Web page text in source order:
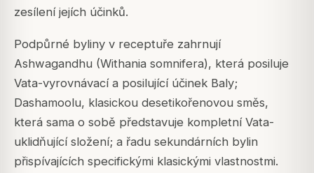
zesílení jejích účinků.
Podpůrné byliny v receptuře zahrnují
Ashwagandhu (Withania somnifera), která posiluje
Vata-vyrovnávací a posilující účinek Baly;
Dashamoolu, klasickou desetikořenovou směs,
která sama o sobě představuje kompletní Vata-
uklidňující složení; a řadu sekundárních bylin
přispívajících specifickými klasickými vlastnostmi.